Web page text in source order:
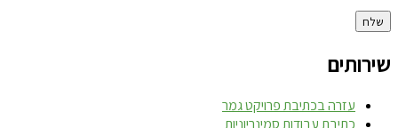
שירותים
עזרה בכתיבת פרויקט גמר
כתיבת עבודות סמינריוניות